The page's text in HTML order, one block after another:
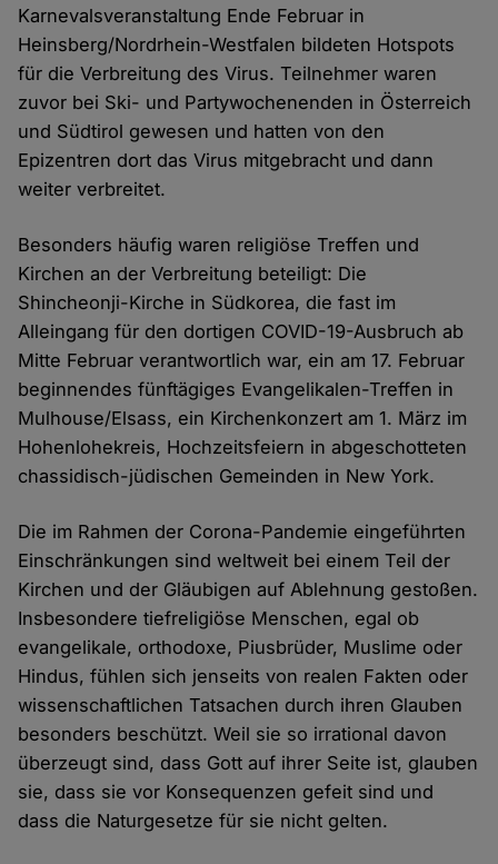
Karnevalsveranstaltung Ende Februar in
Heinsberg/Nordrhein-Westfalen bildeten Hotspots
für die Verbreitung des Virus. Teilnehmer waren
zuvor bei Ski- und Partywochenenden in Österreich
und Südtirol gewesen und hatten von den
Epizentren dort das Virus mitgebracht und dann
weiter verbreitet.
Besonders häufig waren religiöse Treffen und
Kirchen an der Verbreitung beteiligt: Die
Shincheonji-Kirche in Südkorea, die fast im
Alleingang für den dortigen COVID-19-Ausbruch ab
Mitte Februar verantwortlich war, ein am 17. Februar
beginnendes fünftägiges Evangelikalen-Treffen in
Mulhouse/Elsass, ein Kirchenkonzert am 1. März im
Hohenlohekreis, Hochzeitsfeiern in abgeschotteten
chassidisch-jüdischen Gemeinden in New York.
Die im Rahmen der Corona-Pandemie eingeführten
Einschränkungen sind weltweit bei einem Teil der
Kirchen und der Gläubigen auf Ablehnung gestoßen.
Insbesondere tiefreligiöse Menschen, egal ob
evangelikale, orthodoxe, Piusbrüder, Muslime oder
Hindus, fühlen sich jenseits von realen Fakten oder
wissenschaftlichen Tatsachen durch ihren Glauben
besonders beschützt. Weil sie so irrational davon
überzeugt sind, dass Gott auf ihrer Seite ist, glauben
sie, dass sie vor Konsequenzen gefeit sind und
dass die Naturgesetze für sie nicht gelten.